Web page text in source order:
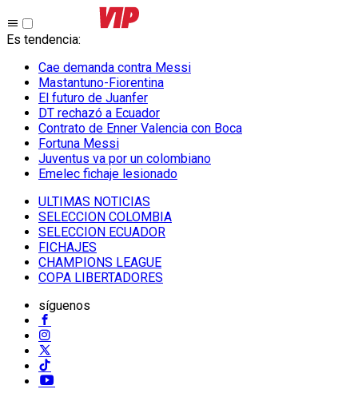
Es tendencia:
Cae demanda contra Messi
Mastantuno-Fiorentina
El futuro de Juanfer
DT rechazó a Ecuador
Contrato de Enner Valencia con Boca
Fortuna Messi
Juventus va por un colombiano
Emelec fichaje lesionado
ULTIMAS NOTICIAS
SELECCION COLOMBIA
SELECCION ECUADOR
FICHAJES
CHAMPIONS LEAGUE
COPA LIBERTADORES
síguenos